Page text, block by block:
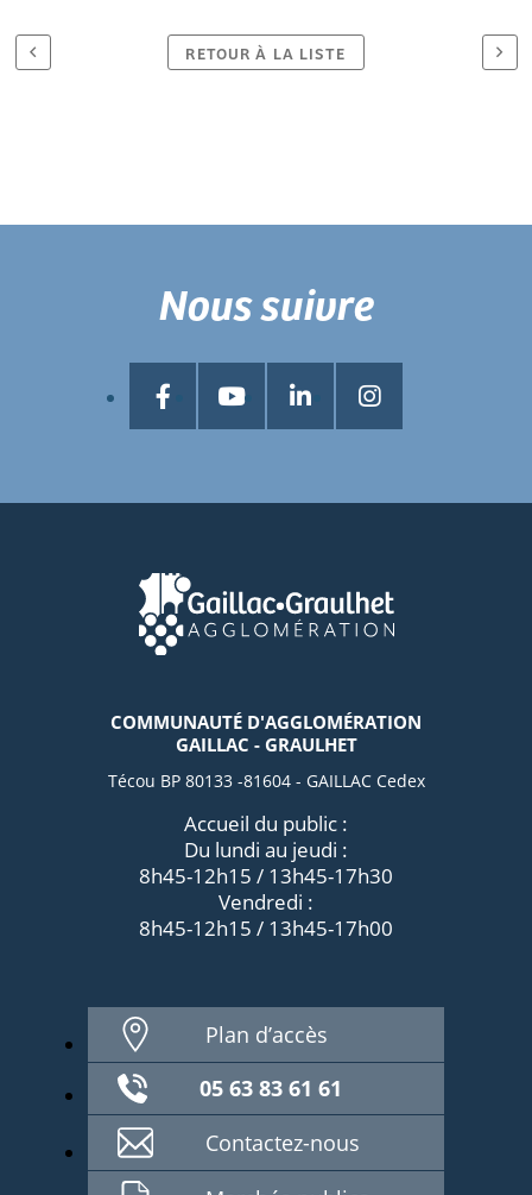
RETOUR À LA LISTE
COMMUNAUTÉ D'AGGLOMÉRATION
GAILLAC - GRAULHET
Técou BP 80133 -81604 - GAILLAC Cedex
Accueil du public :
Du lundi au jeudi :
8h45-12h15 / 13h45-17h30
Vendredi :
8h45-12h15 / 13h45-17h00
Plan d’accès
05 63 83 61 61
Contactez-nous
Nous suivre